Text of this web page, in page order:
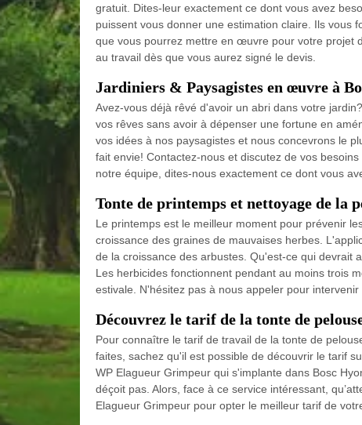
gratuit. Dites-leur exactement ce dont vous avez
puissent vous donner une estimation claire. Ils vous
que vous pourrez mettre en œuvre pour votre projet
au travail dès que vous aurez signé le devis.
Jardiniers & Paysagistes en œuvre à
Avez-vous déjà rêvé d'avoir un abri dans votre
vos rêves sans avoir à dépenser une fortune en
vos idées à nos paysagistes et nous concevrons le
fait envie! Contactez-nous et discutez de vos
notre équipe, dites-nous exactement ce dont vous
Tonte de printemps et nettoyage de la
Le printemps est le meilleur moment pour prévenir
croissance des graines de mauvaises herbes.
de la croissance des arbustes. Qu'est-ce qui devrait
Les herbicides fonctionnent pendant au moins trois
estivale. N'hésitez pas à nous appeler pour intervenir
Découvrez le tarif de la tonte de
Pour connaître le tarif de travail de la tonte de
faites, sachez qu'il est possible de découvrir le tarif
WP Elagueur Grimpeur qui s'implante dans Bosc
déçoit pas. Alors, face à ce service intéressant,
Elagueur Grimpeur pour opter le meilleur tarif de